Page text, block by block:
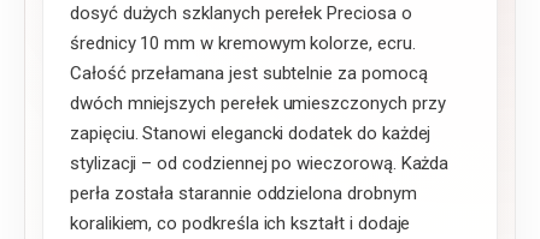
dosyć dużych szklanych perełek Preciosa o
średnicy 10 mm w kremowym kolorze, ecru.
Całość przełamana jest subtelnie za pomocą
dwóch mniejszych perełek umieszczonych przy
zapięciu. Stanowi elegancki dodatek do każdej
stylizacji – od codziennej po wieczorową. Każda
perła została starannie oddzielona drobnym
koralikiem, co podkreśla ich kształt i dodaje